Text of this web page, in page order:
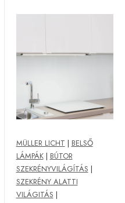
MÜLLER LICHT | BELSŐ
LÁMPÁK| BÚTOR
SZEKRÉNYVILÁGÍTÁS |
SZEKRÉNY ALATTI
VILÁGITÁS |